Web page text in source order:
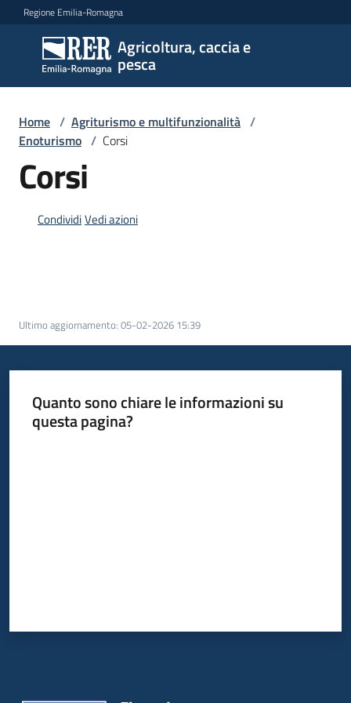
Vai al contenuto
Vai alla navigazione
Vai al footer
Regione Emilia-Romagna
Agricoltura, caccia e
pesca
Agricoltura,
caccia e
pesca
Argomenti
Novità
Leggi
atti
bandi
Piani
programmi
Home / Agriturismo e multifunzionalità /
Enoturismo / Corsi
Corsi
CondividiVedi azioni
Ultimo aggiornamento: 05-02-2026 15:39
Quanto sono chiare le informazioni su
questa pagina?